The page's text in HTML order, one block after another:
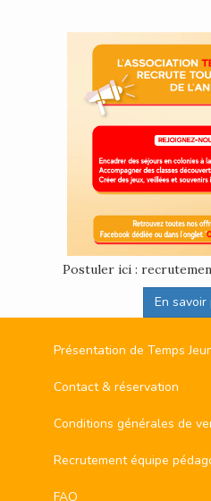
Postuler ici :
En savoir
Présentation de Temps
Contact & réservation
Conditions générales de
Recrutement équipe
FAQ